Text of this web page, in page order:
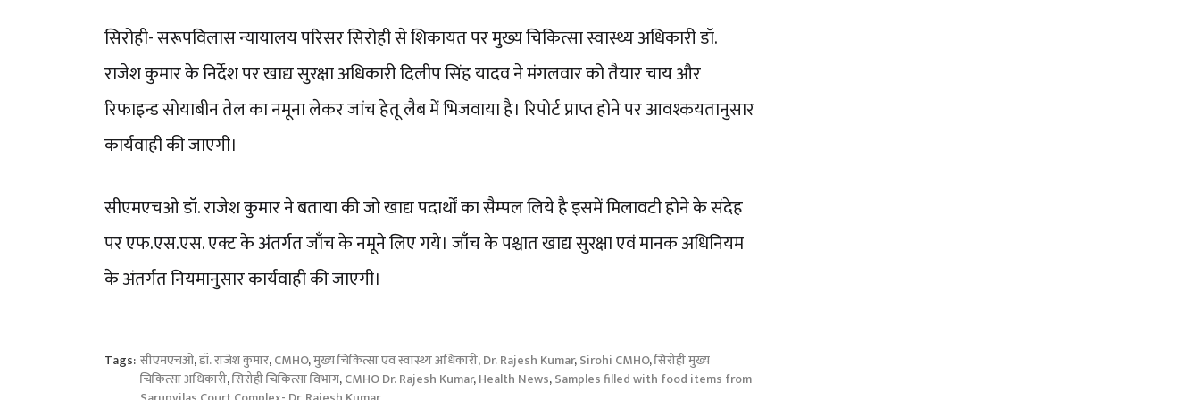
सिरोही- सरूपविलास न्यायालय परिसर सिरोही से शिकायत पर मुख्य चिकित्सा स्वास्थ्य अधिकारी डॉ.
राजेश कुमार के निर्देश पर खाद्य सुरक्षा अधिकारी दिलीप सिंह यादव ने मंगलवार को तैयार चाय और
रिफाइन्ड सोयाबीन तेल का नमूना लेकर जांच हेतू लैब में भिजवाया है। रिपोर्ट प्राप्त होने पर आवश्कयतानुसार
कार्यवाही की जाएगी।
सीएमएचओ डॉ. राजेश कुमार ने बताया की जो खाद्य पदार्थों का सैम्पल लिये है इसमें मिलावटी होने के संदेह
पर एफ.एस.एस. एक्ट के अंतर्गत जाँच के नमूने लिए गये। जाँच के पश्चात खाद्य सुरक्षा एवं मानक अधिनियम
के अंतर्गत नियमानुसार कार्यवाही की जाएगी।
Tags: सीएमएचओ,डॉ. राजेश कुमार,CMHO,मुख्य चिकित्सा एवं स्वास्थ्य अधिकारी,Dr. Rajesh Kumar,Sirohi CMHO,सिरोही मुख्य
चिकित्सा अधिकारी,सिरोही चिकित्सा विभाग,CMHO Dr. Rajesh Kumar,Health News,Samples filled with food items from